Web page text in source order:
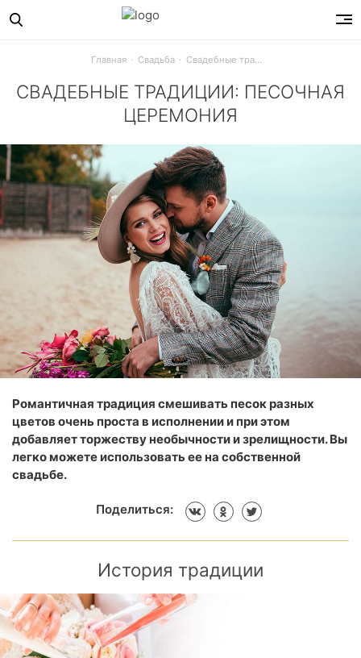
Главная Свадьба
СВАДЕБНЫЕ ТРАДИЦИИ: ПЕСОЧНАЯ
ЦЕРЕМОНИЯ
Песочная церемония пришла к нам с солнечных
Романтичная традиция смешивать песок разных
цветов очень проста в исполнении и при этом
добавляет торжеству необычности и зрелищности. Вы
легко можете использовать ее на собственной
свадьбе.
Поделиться:
История традиции